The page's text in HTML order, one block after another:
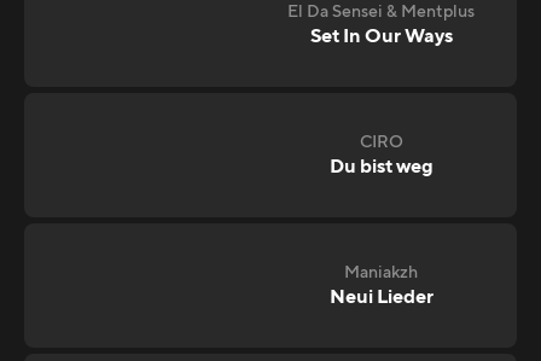
El Da Sensei & Mentplus
Set In Our Ways
CIRO
Du bist weg
Maniakzh
Neui Lieder